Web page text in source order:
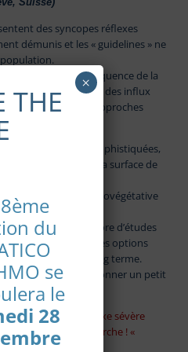
des syncopes réflexes
démunis et les « guidelines » ne
par radiofréquence de la
de modification des influx
de nouvelles approches
d’analyse sophistiquées,
végétatives à la surface de
la réponse neurovégétative
s’il n’y a pas encore d’études
asseoir ces nouvelles options
encore de suivi à long terme.
propose de vous donner un petit
traitements.
« Une syncope réflexe sévère
: ça marche ! «
THE
du
se
le
28
×